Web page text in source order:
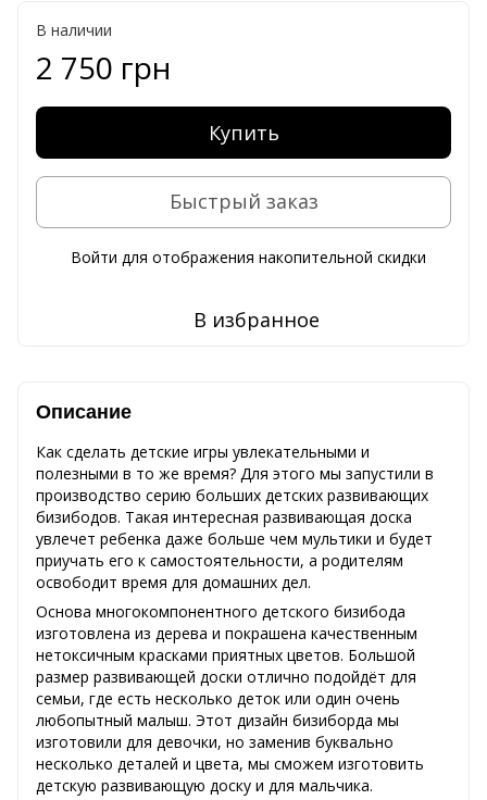
В наличии
2 750 грн
Купить
Быстрый заказ
Войти для отображения накопительной скидки
В избранное
Описание
Как сделать детские игры увлекательными и
полезными в то же время? Для этого мы запустили в
производство серию больших детских развивающих
бизибодов. Такая интересная развивающая доска
увлечет ребенка даже больше чем мультики и будет
приучать его к самостоятельности, а родителям
освободит время для домашних дел.
Основа многокомпонентного детского бизибода
изготовлена из дерева и покрашена качественным
нетоксичным красками приятных цветов. Большой
размер развивающей доски отлично подойдёт для
семьи, где есть несколько деток или один очень
любопытный малыш. Этот дизайн бизиборда мы
изготовили для девочки, но заменив буквально
несколько деталей и цвета, мы сможем изготовить
детскую развивающую доску и для мальчика.